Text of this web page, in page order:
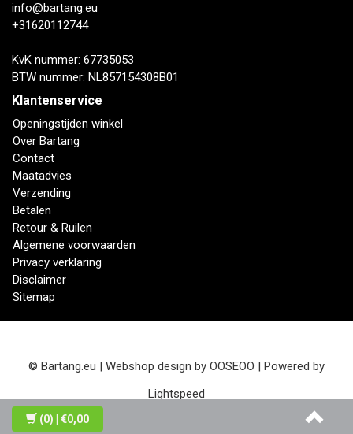
info@bartang.eu
+31620112744
KvK nummer: 67735053
BTW nummer: NL857154308B01
Klantenservice
Openingstijden winkel
Over Bartang
Contact
Maatadvies
Verzending
Betalen
Retour & Ruilen
Algemene voorwaarden
Privacy verklaring
Disclaimer
Sitemap
© Bartang.eu | Webshop design by OOSEOO | Powered by
Lightspeed
(0) | €0,00